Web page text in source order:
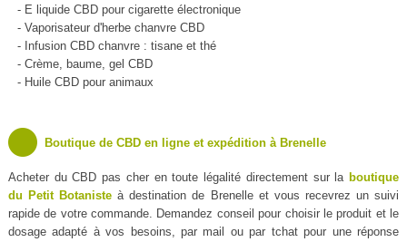
- E liquide CBD pour cigarette électronique
- Vaporisateur d'herbe chanvre CBD
- Infusion CBD chanvre : tisane et thé
- Crème, baume, gel CBD
- Huile CBD pour animaux
Boutique de CBD en ligne et expédition à Brenelle
Acheter du CBD pas cher en toute légalité directement sur la boutique
du Petit Botaniste à destination de Brenelle et vous recevrez un suivi
rapide de votre commande. Demandez conseil pour choisir le produit et le
dosage adapté à vos besoins, par mail ou par tchat pour une réponse